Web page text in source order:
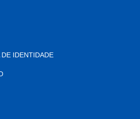
IDENTIDADE